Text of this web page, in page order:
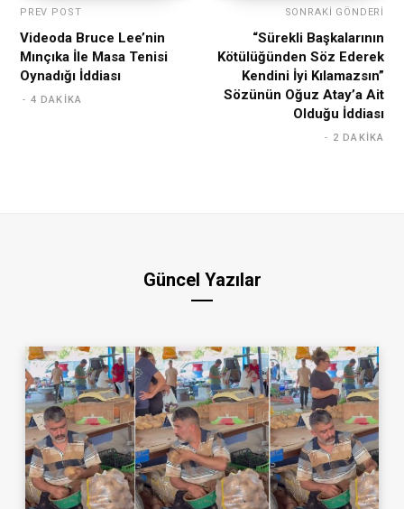
PREV POST
Videoda Bruce Lee’nin
Mınçıka İle Masa Tenisi
Oynadığı İddiası
4 DAKIKA
SONRAKI GÖNDERI
“Sürekli Başkalarının
Kötülüğünden Söz Ederek
Kendini İyi Kılamazsın”
Sözünün Oğuz Atay’a Ait
Olduğu İddiası
2 DAKIKA
Güncel Yazılar